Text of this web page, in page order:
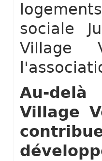
sociale
Village
Au-
Village